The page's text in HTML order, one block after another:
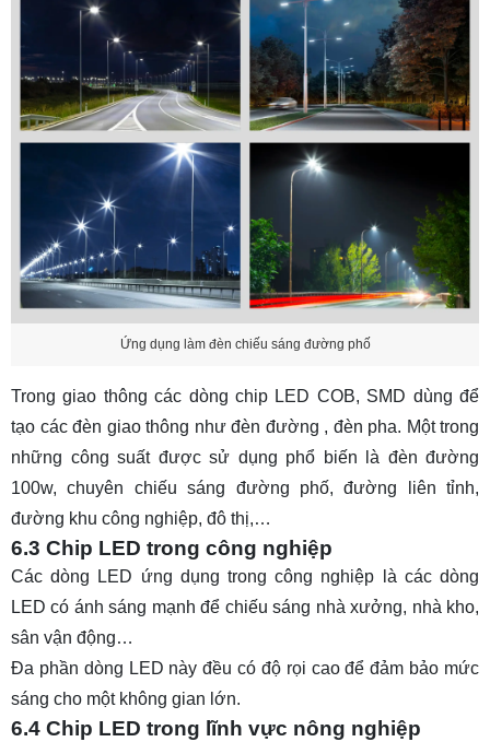
Ứng dụng làm đèn chiếu sáng đường phố
Trong giao thông các dòng chip LED COB, SMD dùng để
tạo các đèn giao thông như đèn đường , đèn pha. Một trong
những công suất được sử dụng phổ biến là đèn đường
100w, chuyên chiếu sáng đường phố, đường liên tỉnh,
đường khu công nghiệp, đô thị,…
6.3 Chip LED trong công nghiệp
Các dòng LED ứng dụng trong công nghiệp là các dòng
LED có ánh sáng mạnh để chiếu sáng nhà xưởng, nhà kho,
sân vận động…
Đa phần dòng LED này đều có độ rọi cao để đảm bảo mức
sáng cho một không gian lớn.
6.4 Chip LED trong lĩnh vực nông nghiệp